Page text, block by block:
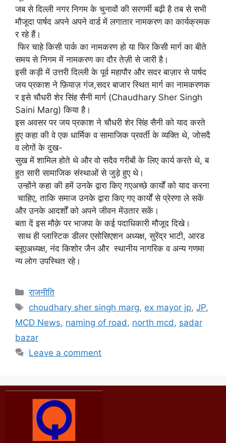
जब से दिल्ली नगर निगम के चुनावों की सरगर्मी बढ़ी है तब से सभी
मौजूदा पार्षद अपने अपने वार्ड में लगातार नामकरण का कार्यक्रमक
र रहे हैं।
फिर चाहे किसी पार्क का नामकरण हो या फिर किसी मार्ग का बीते
समय से निगम में नामकरण का दौर तेज़ी से जारी है।
इसी कड़ी में उत्तरी दिल्ली के पूर्व महापौर और सदर बाज़ार से पार्षद
जय प्रकाश ने फ़ियाज़ गंज,सदर बाजार स्थित मार्ग का नामकरणक
र इसे चौधरी शेर सिंह सैनी मार्ग (Chaudhary Sher Singh
Saini Marg) किया है।
इस अवसर पर जय प्रकाश ने चौधरी शेर सिंह सैनी को याद करते
हुए कहा की वे एक धार्मिक व सामाजिक प्रवर्ती के व्यक्ति थे, जोसदै
व लोगों के दुख-
सुख में शामिल होते थे और वो सदैव गरीबों के लिए कार्य करते थे, ब
हुत सारी सामाजिक संस्थाओं से जुड़े हुए थे।
उन्होंने कहा की हमें उनके द्वारा किए गएअच्छे कार्यों को याद करना
चाहिए, ताकि समाज उनके द्वारा किए गए कार्यों से प्रेरणा ले सकें
और उनके आदर्शों को अपने जीवन मेंउतार सकें।
बता दें इस मौक़े पर भाजपा के कई पदाधिकारी मौजूद दिखे।
साथ ही प्लास्टिक डीलर एसोसिएशन अध्यक्ष, सुरेंद्र भाटी, आरड
ब्लूएअध्यक्ष, नंद किशोर जैन और स्थानीय नागरिक व अन्य गणमा
न्य लोग उपस्थित रहे।
राजनीति
choudhary sher singh marg, ex mayor jp,JP,
MCD News, naming of road, north mcd, sadar
bazar
Leave a comment